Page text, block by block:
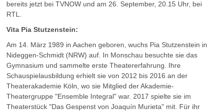
bereits jetzt bei TVNOW und am 26. September, 20.15 Uhr, bei
RTL.
Vita Pia Stutzenstein:
Am 14. März 1989 in Aachen geboren, wuchs Pia Stutzenstein in
Nideggen-Schmidt (NRW) auf. In Monschau besuchte sie das
Gymnasium und sammelte erste Theatererfahrung. Ihre
Schauspielausbildung erhielt sie von 2012 bis 2016 an der
Theaterakademie Köln, wo sie Mitglied der Akademie-
Theatergruppe "Ensemble Integral" war. 2017 spielte sie im
Theaterstück "Das Gespenst von Joaquín Murieta" mit. Für ihr